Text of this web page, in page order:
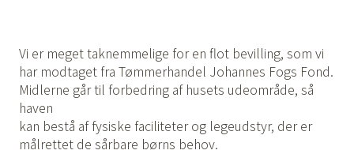
Vi er meget taknemmelige for en flot bevilling, som vi
har modtaget fra Tømmerhandel Johannes Fogs Fond.
Midlerne går til forbedring af husets udeområde, så
haven
kan bestå af fysiske faciliteter og legeudstyr, der er
målrettet de sårbare børns behov.